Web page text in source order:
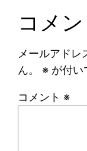
コメ
メールアドレ
ん。
※ が付い
コメント ※